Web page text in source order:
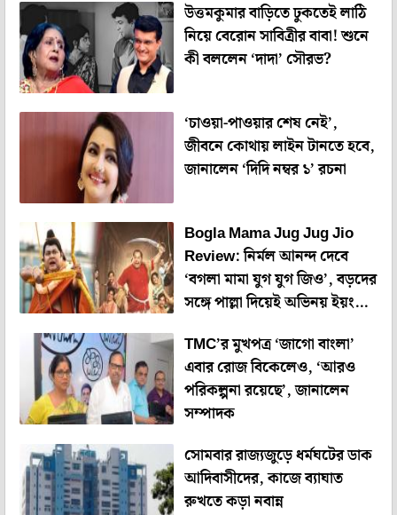
উত্তমকুমার বাড়িতে ঢুকতেই লাঠি
নিয়ে বেরোন সাবিত্রীর বাবা! শুনে
কী বললেন ‘দাদা’ সৌরভ?
‘চাওয়া-পাওয়ার শেষ নেই’,
জীবনে কোথায় লাইন টানতে হবে,
জানালেন ‘দিদি নম্বর ১’ রচনা
Bogla Mama Jug Jug Jio
Review: নির্মল আনন্দ দেবে
‘বগলা মামা যুগ যুগ জিও’, বড়দের
সঙ্গে পাল্লা দিয়েই অভিনয় ইয়ং
TMC’র মুখপত্র ‘জাগো বাংলা’
এবার রোজ বিকেলেও, ‘আরও
পরিকল্পনা রয়েছে’, জানালেন
সম্পাদক
সোমবার রাজ্যজুড়ে ধর্মঘটের ডাক
আদিবাসীদের, কাজে ব্যাঘাত
রুখতে কড়া নবান্ন